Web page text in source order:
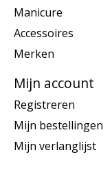
Manicure
Accessoires
Merken
Mijn account
Registreren
Mijn bestellingen
Mijn verlanglijst